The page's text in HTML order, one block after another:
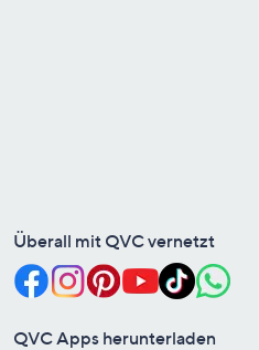
Überall mit QVC vernetzt
QVC Apps herunterladen